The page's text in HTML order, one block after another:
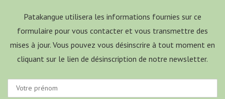
Patakangue utilisera les informations fournies sur ce
formulaire pour vous contacter et vous transmettre des
mises à jour. Vous pouvez vous désinscrire à tout moment en
cliquant sur le lien de désinscription de notre newsletter.